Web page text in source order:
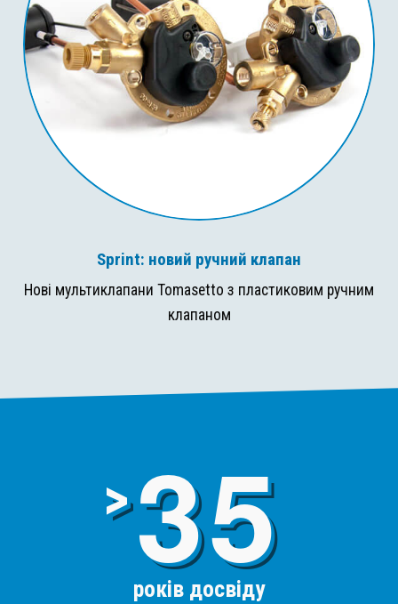
Sprint: новий ручний клапан
Нові мультиклапани Tomasetto з пластиковим ручним
клапаном
>3
років досвіду